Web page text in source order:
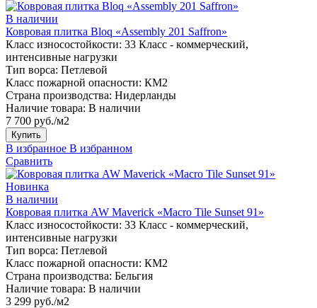
В наличии
Ковровая плитка Bloq «Assembly 201 Saffron»
Класс износостойкости: 33 Класс - коммерческий,
интенсивные нагрузки
Тип ворса: Петлевой
Класс пожарной опасности: КМ2
Страна производства: Нидерланды
Наличие товара: В наличии
7 700 руб./м2
Купить
В избранное В избранном
Сравнить
Новинка
В наличии
Ковровая плитка AW Maverick «Macro Tile Sunset 91»
Класс износостойкости: 33 Класс - коммерческий,
интенсивные нагрузки
Тип ворса: Петлевой
Класс пожарной опасности: КМ2
Страна производства: Бельгия
Наличие товара: В наличии
3 299 руб./м2